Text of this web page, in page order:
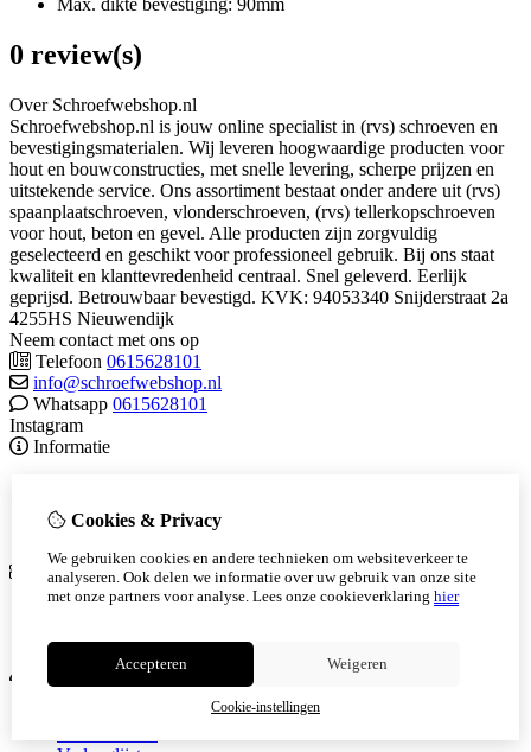
Max. dikte bevestiging: 90mm
0 review(s)
Over Schroefwebshop.nl
Schroefwebshop.nl is jouw online specialist in (rvs) schroeven en
bevestigingsmaterialen. Wij leveren hoogwaardige producten voor
hout en bouwconstructies, met snelle levering, scherpe prijzen en
uitstekende service. Ons assortiment bestaat onder andere uit (rvs)
spaanplaatschroeven, vlonderschroeven, (rvs) tellerkopschroeven
voor hout, beton en gevel. Alle producten zijn zorgvuldig
geselecteerd en geschikt voor professioneel gebruik. Bij ons staat
kwaliteit en klanttevredenheid centraal. Snel geleverd. Eerlijk
geprijsd. Betrouwbaar bevestigd. KVK: 94053340 Snijderstraat 2a
4255HS Nieuwendijk
Neem contact met ons op
Telefoon 0615628101
info@schroefwebshop.nl
Whatsapp 0615628101
Instagram
Informatie
Herroepingsrecht
Over ons
Extra
Cadeaubon
Mijn account
Cookies & Privacy
We gebruiken cookies en andere technieken om websiteverkeer te
analyseren. Ook delen we informatie over uw gebruik van onze site
met onze partners voor analyse. Lees onze cookieverklaring hier
Accepteren Weigeren
Cookie-instellingen